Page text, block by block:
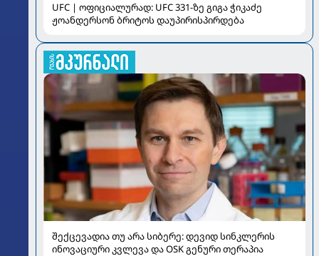
UFC | ოფიციალურად: UFC 331-ზე გიგა ჭიკაძე
ჟოანდერსონ ბრიტოს დაუპირისპირდება
შექცევადია თუ არა სიბერე: დევიდ სინკლერის
ინოვაციური კვლევა და OSK გენური თერაპია